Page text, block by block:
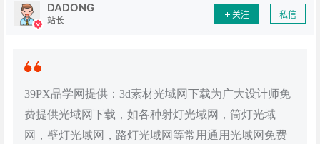
DADONG
站长
关注 私信
39PX品学网提供：3d素材光域网下载为广大设计师免
费提供光域网下载，如各种射灯光域网，筒灯光域
网，壁灯光域网，路灯光域网等常用通用光域网免费